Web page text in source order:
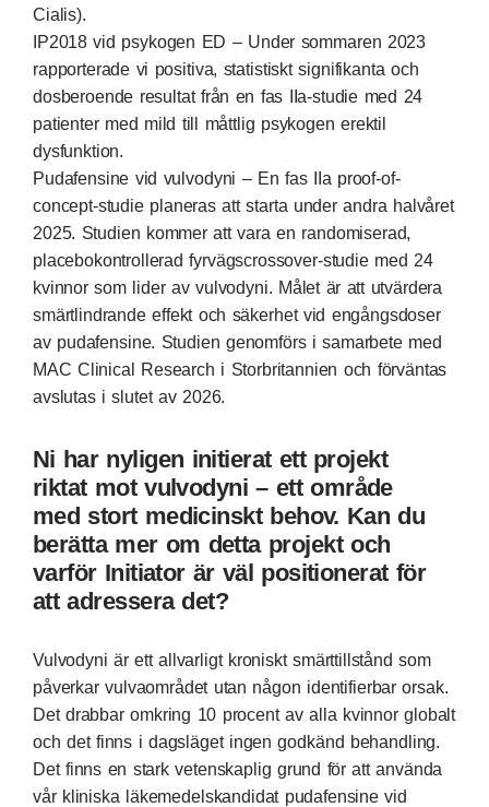
Cialis).
IP2018 vid psykogen ED – Under sommaren 2023
rapporterade vi positiva, statistiskt signifikanta och
dosberoende resultat från en fas IIa-studie med 24
patienter med mild till måttlig psykogen erektil
dysfunktion.
Pudafensine vid vulvodyni – En fas IIa proof-of-
concept-studie planeras att starta under andra halvåret
2025. Studien kommer att vara en randomiserad,
placebokontrollerad fyrvägscrossover-studie med 24
kvinnor som lider av vulvodyni. Målet är att utvärdera
smärtlindrande effekt och säkerhet vid engångsdoser
av pudafensine. Studien genomförs i samarbete med
MAC Clinical Research i Storbritannien och förväntas
avslutas i slutet av 2026.
Ni har nyligen initierat ett projekt
riktat mot vulvodyni – ett område
med stort medicinskt behov. Kan du
berätta mer om detta projekt och
varför Initiator är väl positionerat för
att adressera det?
Vulvodyni är ett allvarligt kroniskt smärttillstånd som
påverkar vulvaområdet utan någon identifierbar orsak.
Det drabbar omkring 10 procent av alla kvinnor globalt
och det finns i dagsläget ingen godkänd behandling.
Det finns en stark vetenskaplig grund för att använda
vår kliniska läkemedelskandidat pudafensine vid